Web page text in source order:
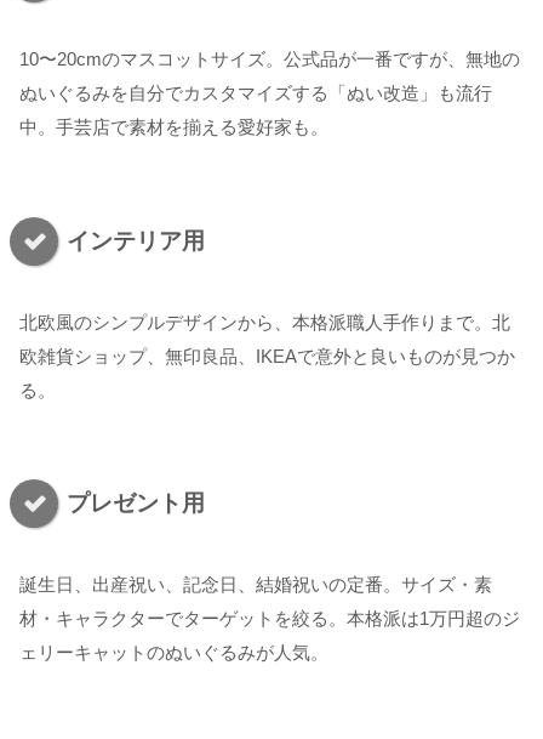
10〜20cmのマスコットサイズ。公式品が一番ですが、無地の
ぬいぐるみを自分でカスタマイズする「ぬい改造」も流行
中。手芸店で素材を揃える愛好家も。
インテリア用
北欧風のシンプルデザインから、本格派職人手作りまで。北
欧雑貨ショップ、無印良品、IKEAで意外と良いものが見つか
る。
プレゼント用
誕生日、出産祝い、記念日、結婚祝いの定番。サイズ・素
材・キャラクターでターゲットを絞る。本格派は1万円超のジ
ェリーキャットのぬいぐるみが人気。